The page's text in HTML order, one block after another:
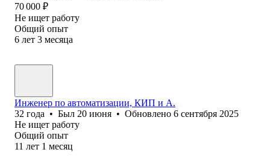
70 000 ₽
Не ищет работу
Общий опыт
6 лет 3 месяца
Инженер по автоматизации, КИП и А.
32 года • Был 20 июня • Обновлено 6 сентября 2025
Не ищет работу
Общий опыт
11 лет 1 месяц